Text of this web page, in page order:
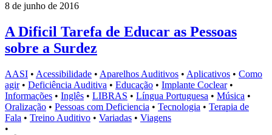
8 de junho de 2016
A Dificil Tarefa de Educar as Pessoas
sobre a Surdez
AASI • Acessibilidade • Aparelhos Auditivos • Aplicativos • Como
agir • Deficiência Auditiva • Educação • Implante Coclear •
Informações • Inglês • LIBRAS • Língua Portuguesa • Música •
Oralização • Pessoas com Deficiencia • Tecnologia • Terapia de
Fala • Treino Auditivo • Variadas • Viagens
•